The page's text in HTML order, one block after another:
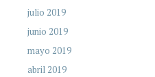
julio 2019
junio 2019
mayo 2019
abril 2019